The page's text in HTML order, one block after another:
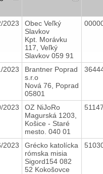
2023
Obec Veľký
Slavkov
Kpt. Morávku
117, Veľký
Slavkov 059 91
2023
Brantner Poprad
s.r.o
Nová 76, Poprad
05801
2023
OZ NiJoRo
Magurská 1203,
Košice - Staré
mesto. 040 01
2023
Grécko katolícka
rómska misia
Sigord154 082
52 Kokošovce